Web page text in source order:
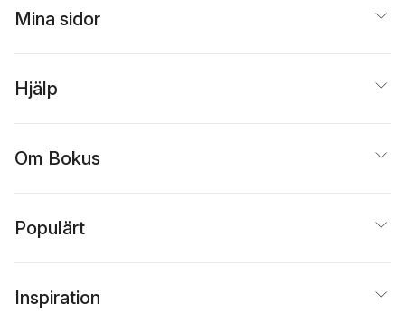
Mina sidor
Hjälp
Om Bokus
Populärt
Inspiration